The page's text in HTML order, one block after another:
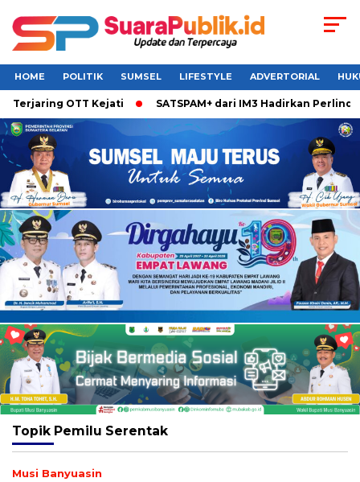
HOME POLITIK SUMSEL LIFESTYLE ADVERTORIAL
OTT Kejati SATSPAM+ dari IM3 Hadirkan
Topik Pemilu Serentak
Musi Banyuasin